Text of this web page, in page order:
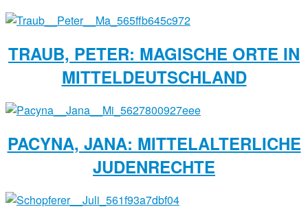
TRAUB, PETER: MAGISCHE ORTE IN
MITTELDEUTSCHLAND
PACYNA, JANA: MITTELALTERLICHE
JUDENRECHTE